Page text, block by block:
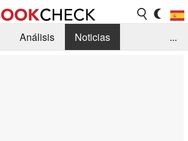
Análisis
Noticias
...